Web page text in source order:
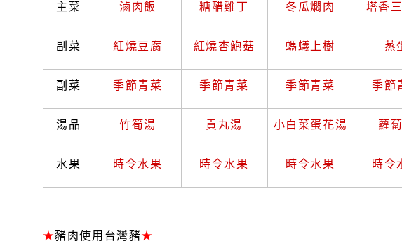
主菜 滷肉飯 糖醋雞丁 冬瓜燜肉 塔香
副菜 紅燒豆腐 紅燒杏鮑菇 螞蟻上樹 蒸
副菜 季節青菜 季節青菜 季節青菜 季節
湯品 竹筍湯 貢丸湯 小白菜蛋花湯 蘿
水果 時令水果 時令水果 時令水果 時令
★豬肉使用台灣豬★